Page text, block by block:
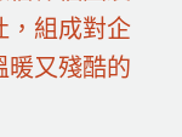
，組成對企
暖又殘酷的